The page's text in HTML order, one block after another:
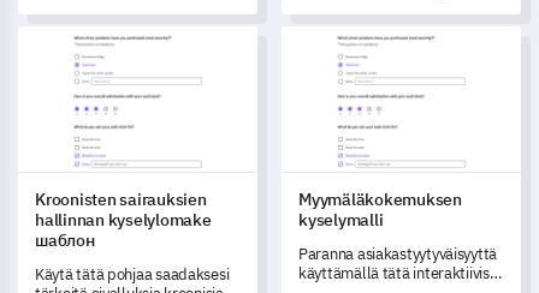
Arviointikyselymallin avulla.
tehokkaan kyselypohjan
avulla.
Kroonisten sairauksien hallinnan kyselylomake шаблон
Kroonisten sairauksien
hallinnan kyselylomake
шаблон
Käytä tätä pohjaa saadaksesi
Myymäläkokemuksen
Myymäläkokemuksen
kyselymalli
Paranna asiakastyytyväisyyttä
käyttämällä tätä interaktiivista